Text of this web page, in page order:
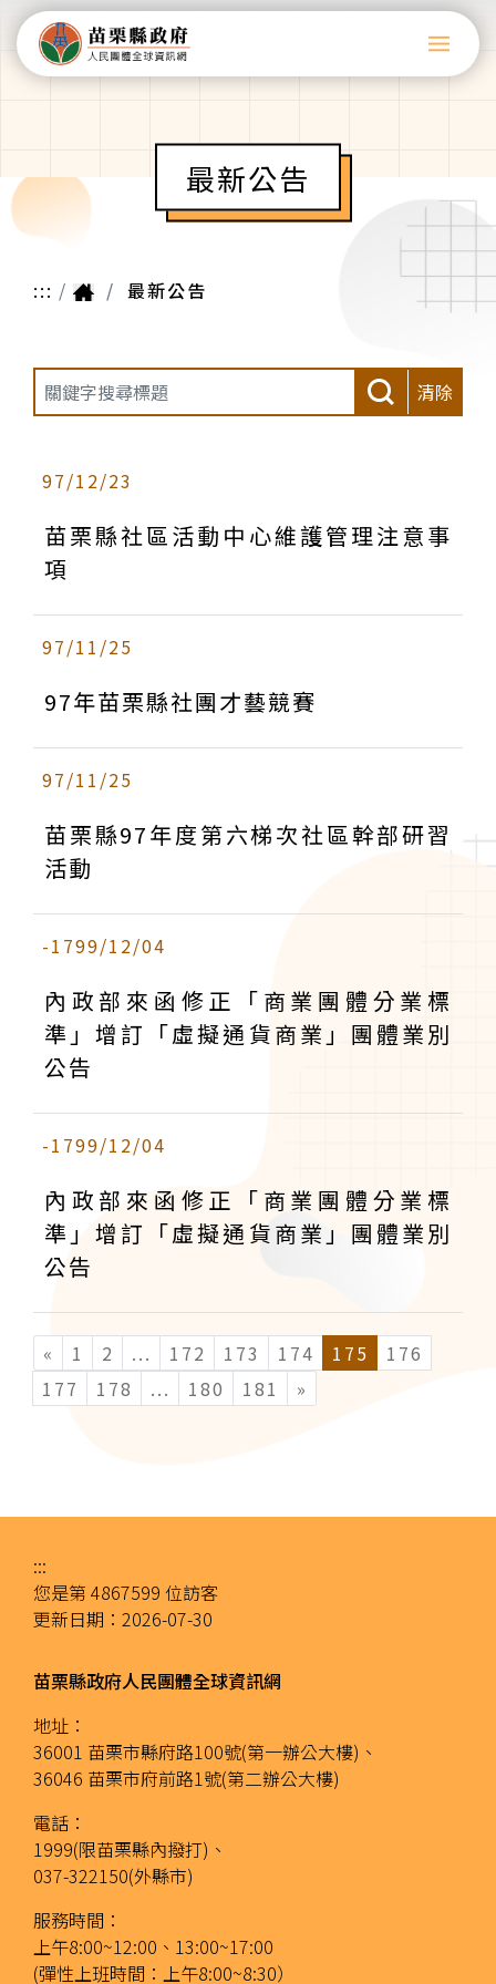
最新公告
::: 最新公告
清除
97/12/23
苗栗縣社區活動中心維護管理注意事
項
97/11/25
97年苗栗縣社團才藝競賽
97/11/25
苗栗縣97年度第六梯次社區幹部研習
活動
-1799/12/04
內政部來函修正「商業團體分業標
準」增訂「虛擬通貨商業」團體業別
公告
-1799/12/04
內政部來函修正「商業團體分業標
準」增訂「虛擬通貨商業」團體業別
公告
« 1 2 ... (current)
172 173 174 175
176
177
178 ... (current)
180 181 »
:::
您是第 4867599 位訪客
更新日期： 2026-07-30
苗栗縣政府人民團體全球資訊網
地址：
36001 苗栗市縣府路100號(第一辦公大樓)、
36046 苗栗市府前路1號(第二辦公大樓)
電話：
1999(限苗栗縣內撥打)、
037-322150(外縣市)
服務時間：
上午8:00~12:00、13:00~17:00
(彈性上班時間：上午8:00~8:30）